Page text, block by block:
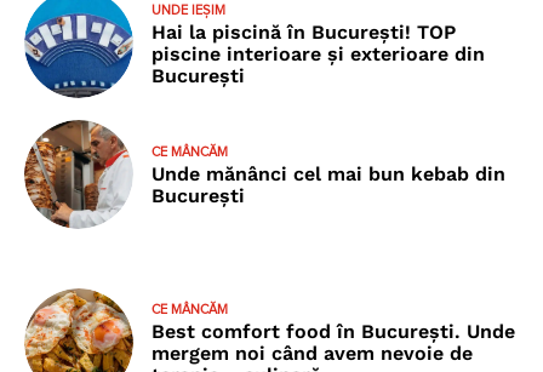
UNDE IEȘIM
Hai la piscină în București! TOP
piscine interioare și exterioare din
București
CE MÂNCĂM
Unde mănânci cel mai bun kebab din
București
CE MÂNCĂM
Best comfort food în București. Unde
mergem noi când avem nevoie de